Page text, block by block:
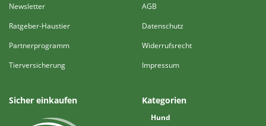
Newsletter
Ratgeber-Haustier
Partnerprogramm
Tierversicherung
AGB
Datenschutz
Widerrufsrecht
Impressum
Sicher einkaufen Kategorien
Hund